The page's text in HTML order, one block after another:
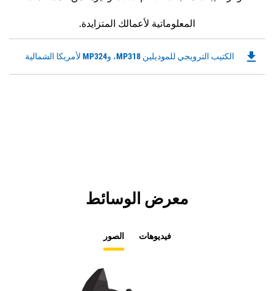
المعلوماتية لأعمالك المتزايدة.
الكتيب الترويجي للموديلين MP318، وMP324 لأمريكا الشماليةDownloadable
file_download
معرض الوسائط
الصور فيديوهات